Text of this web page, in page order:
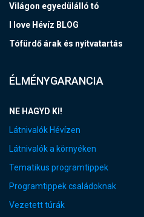
Világon egyedülálló tó
I love Hévíz BLOG
Tófürdő árak és nyitvatartás
ÉLMÉNYGARANCIA
NE HAGYD KI!
Látnivalók Hévízen
Látnivalók a környéken
Tematikus programtippek
Programtippek családoknak
Vezetett túrák